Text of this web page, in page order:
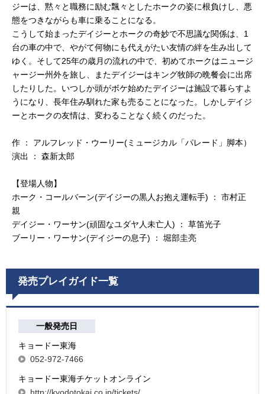
ジーは、黙々と職務に励む飄々としたホークの姿に根負けし、悪
態をつきながらも車に乗ることになる。
こうして始まったデイジーとホークの奇妙で不思議な関係は、1
台の車の中で、やがて何物にも代えがたい友情の絆を生み出して
ゆく。そして25年の歳月の流れの中で、初めてホークはニュージ
ャージー州外を旅し、またデイジーはキング牧師の晩餐会に出席
したりした。いつしか頭がボケ始めたデイジーは施設で暮らすよ
うになり、長年住み馴れた家も売ることになった。しかしデイジ
ーとホークの友情は、変わることなく続くのだった。
作 ： アルフレッド・ウーリー(ミュージカル「パレード」脚本）
演出 ： 森新太郎
【登場人物】
ホーク・コールバーン(デイジーの黒人お抱え運転手) ： 市村正
親
デイジー・ワーサン(頑固なユダヤ人未亡人) ： 草笛光子
ブーリー・ワーサン(デイジーの息子) ： 堀部圭亮
発売プレイガイド一覧
一般発売日
キョードー東海
052-972-7466
キョードー東海チケットオンライン